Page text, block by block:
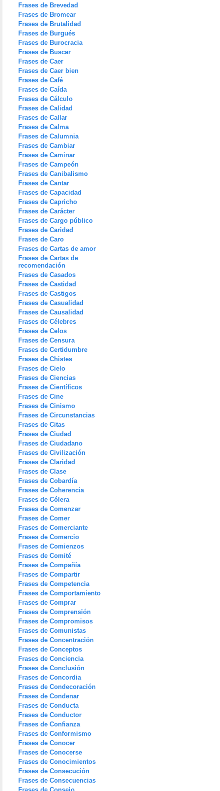
Frases de Brevedad
Frases de Bromear
Frases de Brutalidad
Frases de Burgués
Frases de Burocracia
Frases de Buscar
Frases de Caer
Frases de Caer bien
Frases de Café
Frases de Caída
Frases de Cálculo
Frases de Calidad
Frases de Callar
Frases de Calma
Frases de Calumnia
Frases de Cambiar
Frases de Caminar
Frases de Campeón
Frases de Canibalismo
Frases de Cantar
Frases de Capacidad
Frases de Capricho
Frases de Carácter
Frases de Cargo público
Frases de Caridad
Frases de Caro
Frases de Cartas de amor
Frases de Cartas de
recomendación
Frases de Casados
Frases de Castidad
Frases de Castigos
Frases de Casualidad
Frases de Causalidad
Frases de Célebres
Frases de Celos
Frases de Censura
Frases de Certidumbre
Frases de Chistes
Frases de Cielo
Frases de Ciencias
Frases de Científicos
Frases de Cine
Frases de Cinismo
Frases de Circunstancias
Frases de Citas
Frases de Ciudad
Frases de Ciudadano
Frases de Civilización
Frases de Claridad
Frases de Clase
Frases de Cobardía
Frases de Coherencia
Frases de Cólera
Frases de Comenzar
Frases de Comer
Frases de Comerciante
Frases de Comercio
Frases de Comienzos
Frases de Comité
Frases de Compañía
Frases de Compartir
Frases de Competencia
Frases de Comportamiento
Frases de Comprar
Frases de Comprensión
Frases de Compromisos
Frases de Comunistas
Frases de Concentración
Frases de Conceptos
Frases de Conciencia
Frases de Conclusión
Frases de Concordia
Frases de Condecoración
Frases de Condenar
Frases de Conducta
Frases de Conductor
Frases de Confianza
Frases de Conformismo
Frases de Conocer
Frases de Conocerse
Frases de Conocimientos
Frases de Consecución
Frases de Consecuencias